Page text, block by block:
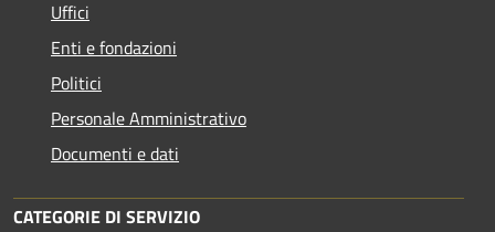
Uffici
Enti e fondazioni
Politici
Personale Amministrativo
Documenti e dati
CATEGORIE DI SERVIZIO